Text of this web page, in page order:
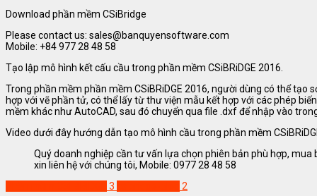
Download phần mềm CSiBridge
Please contact us: sales@banquyensoftware.com
Mobile: +84 977 28 48 58
Tạo lập mô hình kết cấu cầu trong phần mềm CSiBRiDGE 2016.
Trong phần mềm phần mềm CSiBRiDGE 2016, người dùng có thể tạo
hợp với vẽ phần tử, có thể lấy từ thư viện mẫu kết hợp với các phép
mềm khác như AutoCAD, sau đó chuyển qua file .dxf để nhập vào
Video dưới đây hướng dẫn tạo mô hình cầu trong phần mềm
Quý doanh nghiệp cần tư vấn lựa chọn phiên bản phù hợp, mua
xin liên hệ với chúng tôi, Mobile: 0977 28 48 58
3 2